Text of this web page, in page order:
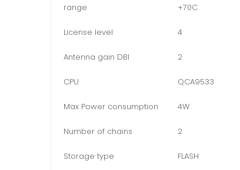
range
+70C
License level 4
Antenna gain DBI 2
CPU QCA9533
Max Power consumption 4W
Number of chains 2
Storage type FLASH